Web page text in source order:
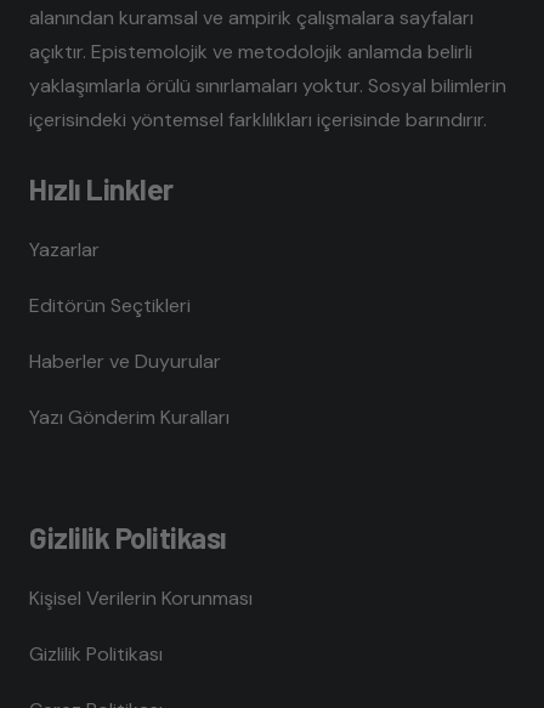
alanından kuramsal ve ampirik çalışmalara sayfaları
açıktır. Epistemolojik ve metodolojik anlamda belirli
yaklaşımlarla örülü sınırlamaları yoktur. Sosyal bilimlerin
içerisindeki yöntemsel farklılıkları içerisinde barındırır.
Hızlı Linkler
Yazarlar
Editörün Seçtikleri
Haberler ve Duyurular
Yazı Gönderim Kuralları
Gizlilik Politikası
Kişisel Verilerin Korunması
Gizlilik Politikası